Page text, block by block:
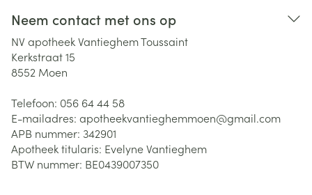
Neem contact met ons op
NV apotheek Vantieghem Toussaint
Kerkstraat 15
8552 Moen
Telefoon: 056 64 44 58
E-mailadres: apotheekvantieghemmoen@gmail.com
APB nummer: 342901
Apotheek titularis: Evelyne Vantieghem
BTW nummer: BE0439007350